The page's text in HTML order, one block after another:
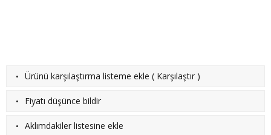
· Ürünü karşılaştırma listeme ekle ( Karşılaştır )
· Fiyatı düşünce bildir
· Aklımdakiler listesine ekle